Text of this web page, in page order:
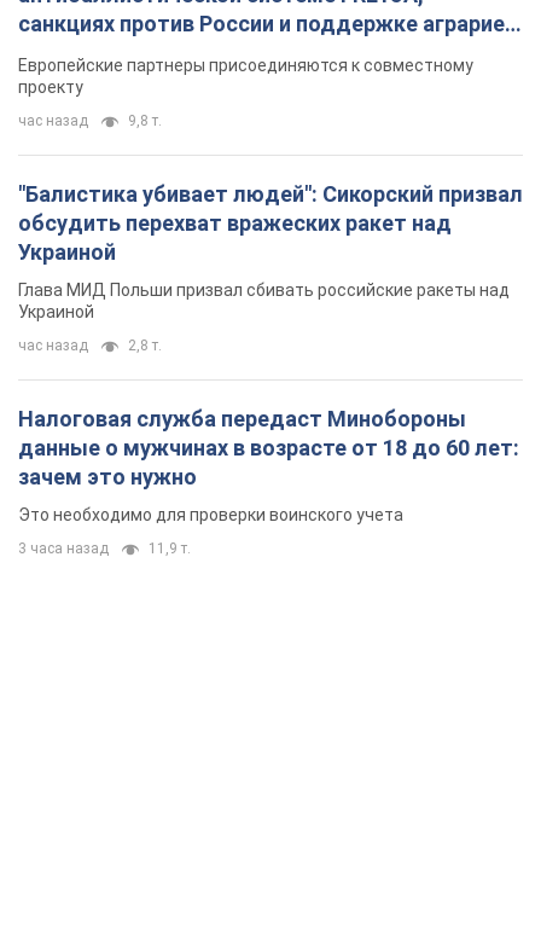
Украиной
Украиной
Налоговая служба передаст Минобороны
данные о мужчинах в возрасте от 18 до 60 лет:
зачем это нужно
3 часа назад